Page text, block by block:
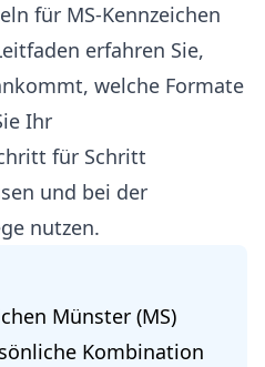
für MS-Kennzeichen
erfahren Sie,
welche Formate
Ihr
für Schritt
und bei der
nutzen.
Münster (MS)
Kombination